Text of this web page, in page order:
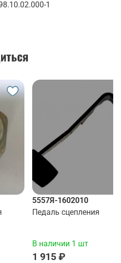
1
5557Я-1602010
Педаль сцепления
В наличии 1 шт
1 915 ₽